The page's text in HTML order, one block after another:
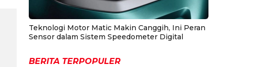
Teknologi Motor Matic Makin Canggih, Ini Peran
Sensor dalam Sistem Speedometer Digital
BERITA TERPOPULER